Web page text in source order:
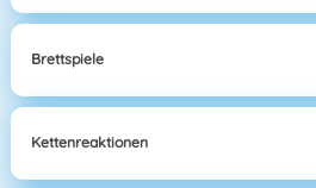
Brettspiele
Kettenreaktionen